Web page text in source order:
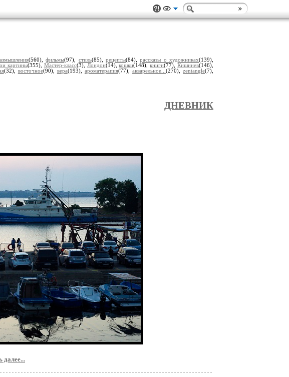
(560),фильмы(97), стиль(85),рецепты(84),рассказы о художниках(139),
картины(355), Мастер-класс(3), Лондон(14),кошки(148),книги(77),Кишинев(146),
(32), восточное(90), вера(193), ароматерапия(77),акварельное...(270),zentangle(7),
ДНЕВНИК
далее...